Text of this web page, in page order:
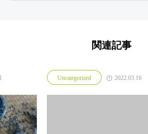
関連記事
Uncategorized 2022.03.16